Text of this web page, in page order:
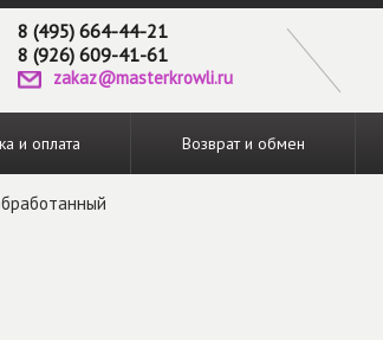
8 (495) 664-44-21
8 (926) 609-41-61
zakaz@masterkrowli.ru
и оплата Возврат и обмен